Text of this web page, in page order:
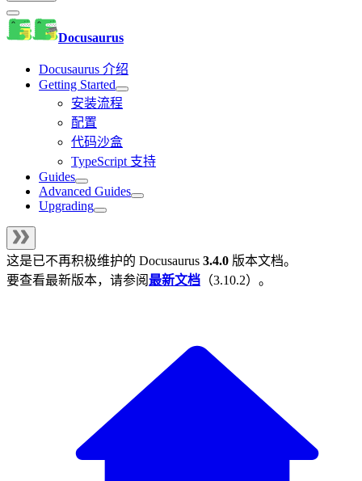
Docusaurus
Docusaurus 介绍
Getting Started
安装流程
配置
代码沙盒
TypeScript 支持
Guides
Advanced Guides
Upgrading
这是已不再积极维护的 Docusaurus 3.4.0 版本文档。
要查看最新版本，请参阅最新文档 （3.10.2）。